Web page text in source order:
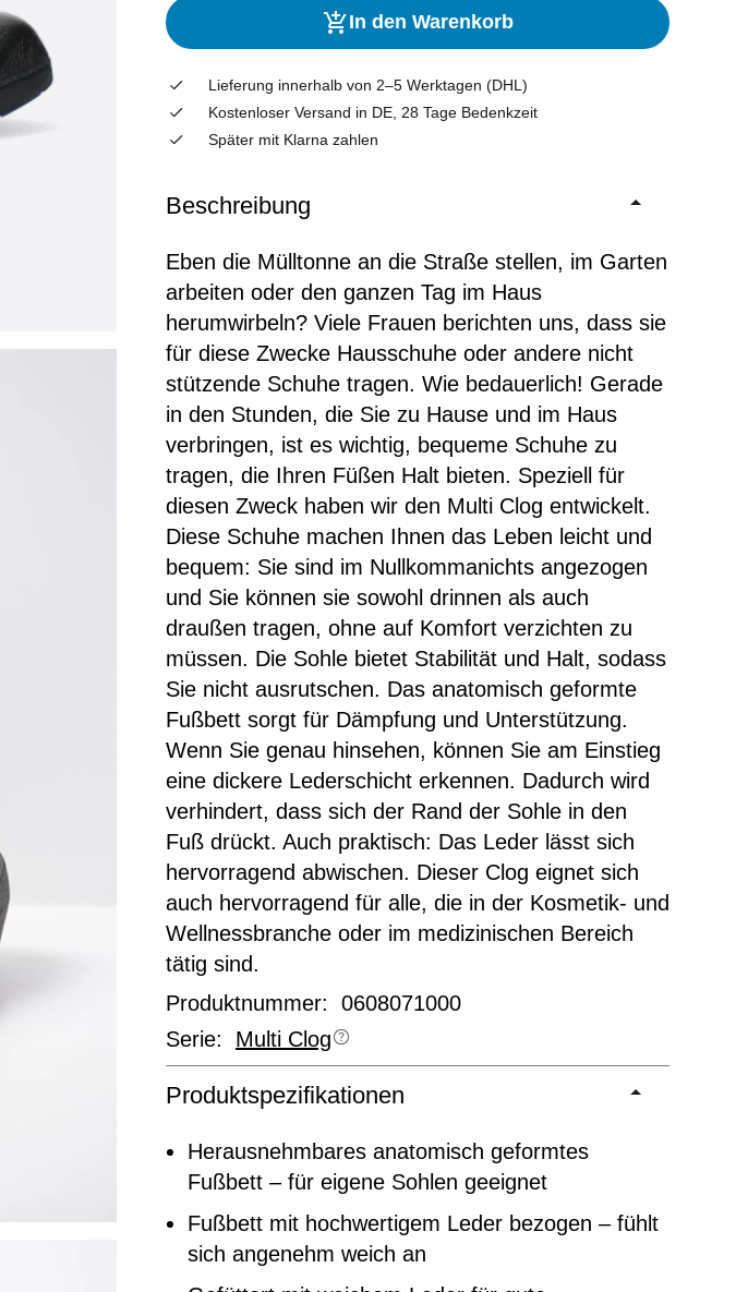
In den Warenkorb
Lieferung innerhalb von 2–5 Werktagen (DHL)
Kostenloser Versand in DE, 28 Tage Bedenkzeit
Später mit Klarna zahlen
Beschreibung
Eben die Mülltonne an die Straße stellen, im Garten
arbeiten oder den ganzen Tag im Haus
herumwirbeln? Viele Frauen berichten uns, dass sie
für diese Zwecke Hausschuhe oder andere nicht
stützende Schuhe tragen. Wie bedauerlich! Gerade
in den Stunden, die Sie zu Hause und im Haus
verbringen, ist es wichtig, bequeme Schuhe zu
tragen, die Ihren Füßen Halt bieten. Speziell für
diesen Zweck haben wir den Multi Clog entwickelt.
Diese Schuhe machen Ihnen das Leben leicht und
bequem: Sie sind im Nullkommanichts angezogen
und Sie können sie sowohl drinnen als auch
draußen tragen, ohne auf Komfort verzichten zu
müssen. Die Sohle bietet Stabilität und Halt, sodass
Sie nicht ausrutschen. Das anatomisch geformte
Fußbett sorgt für Dämpfung und Unterstützung.
Wenn Sie genau hinsehen, können Sie am Einstieg
eine dickere Lederschicht erkennen. Dadurch wird
verhindert, dass sich der Rand der Sohle in den
Fuß drückt. Auch praktisch: Das Leder lässt sich
hervorragend abwischen. Dieser Clog eignet sich
auch hervorragend für alle, die in der Kosmetik- und
Wellnessbranche oder im medizinischen Bereich
tätig sind.
Produktnummer: 0608071000
Serie: Multi Clog
Produktspezifikationen
Herausnehmbares anatomisch geformtes
Fußbett – für eigene Sohlen geeignet
Fußbett mit hochwertigem Leder bezogen – fühlt
sich angenehm weich an